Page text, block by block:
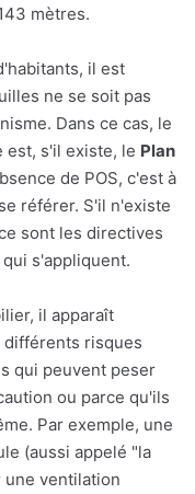
mètres.
il est
ne se soit pas
Dans ce cas, le
est, s'il existe, le Plan
de POS, c'est à
référer. S'il n'existe
sont les directives
s'appliquent.
il apparaît
risques
qui peuvent peser
ou parce qu'ils
Par exemple, une
(aussi appelé "la
ventilation